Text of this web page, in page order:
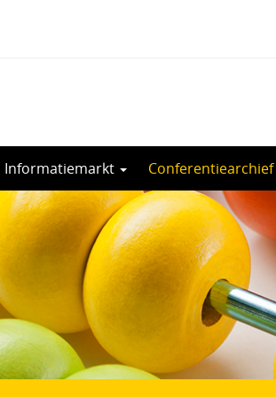
Informatiemarkt Conferentiearchief